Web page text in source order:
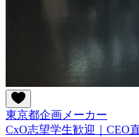
東京都企画 メーカー
CxO志望学生歓迎｜CEO